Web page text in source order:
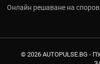
Онлайн решаване на
© 2026 AUTOPULSE.BG -